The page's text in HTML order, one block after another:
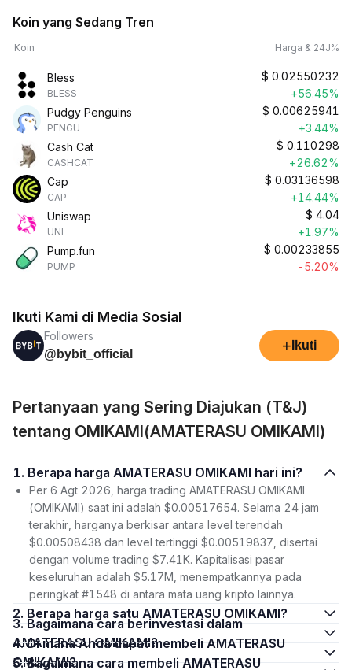
Koin yang Sedang Tren
Koin Harga & 24J%
Bless
BLESS
$ 0.02550232
+56.45%
Pudgy Penguins
PENGU
$ 0.00625941
+3.44%
Cash Cat
CASHCAT
$ 0.110298
+26.62%
Cap
CAP
$ 0.03136598
+14.44%
Uniswap
UNI
$ 4.04
+1.97%
Pump.fun
PUMP
$ 0.00233855
-5.20%
Ikuti Kami di Media Sosial
Followers
@bybit_official
+ Ikuti
Pertanyaan yang Sering Diajukan (T&J)
tentang OMIKAMI(AMATERASU OMIKAMI)
1. Berapa harga AMATERASU OMIKAMI hari ini?
Per 6 Agt 2026, harga trading AMATERASU OMIKAMI
(OMIKAMI) saat ini adalah $0.00517654. Selama 24 jam
terakhir, harganya berkisar antara level terendah
$0.00508438 dan level tertinggi $0.00519837, disertai
dengan volume trading $7.41K. Kapitalisasi pasar
keseluruhan adalah $5.17M, menempatkannya pada
peringkat #1548 di antara mata uang kripto lainnya.
2. Berapa harga satu AMATERASU OMIKAMI?
3. Bagaimana cara berinvestasi dalam
AMATERASU OMIKAMI?
4. Di mana Anda dapat membeli AMATERASU
OMIKAMI?
5. Bagaimana cara membeli AMATERASU